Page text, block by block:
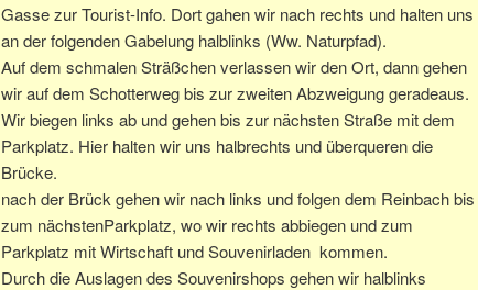
Gasse zur Tourist-Info. Dort gahen wir nach rechts und halten uns
an der folgenden Gabelung halblinks (Ww. Naturpfad).
Auf dem schmalen Sträßchen verlassen wir den Ort, dann gehen
wir auf dem Schotterweg bis zur zweiten Abzweigung geradeaus.
Wir biegen links ab und gehen bis zur nächsten Straße mit dem
Parkplatz. Hier halten wir uns halbrechts und überqueren die
Brücke.
nach der Brück gehen wir nach links und folgen dem Reinbach bis
zum nächstenParkplatz, wo wir rechts abbiegen und zum
Parkplatz mit Wirtschaft und Souvenirladen kommen.
Durch die Auslagen des Souvenirshops gehen wir halblinks